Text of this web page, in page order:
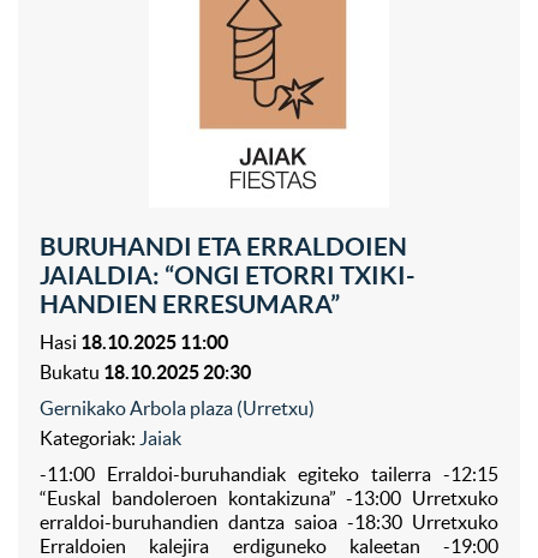
BURUHANDI ETA ERRALDOIEN
JAIALDIA: “ONGI ETORRI TXIKI-
HANDIEN ERRESUMARA”
Hasi 18.10.2025 11:00
Bukatu 18.10.2025 20:30
Gernikako Arbola plaza (Urretxu)
Kategoriak: Jaiak
-11:00 Erraldoi-buruhandiak egiteko tailerra -12:15
“Euskal bandoleroen kontakizuna” -13:00 Urretxuko
erraldoi-buruhandien dantza saioa -18:30 Urretxuko
Erraldoien kalejira erdiguneko kaleetan -19:00